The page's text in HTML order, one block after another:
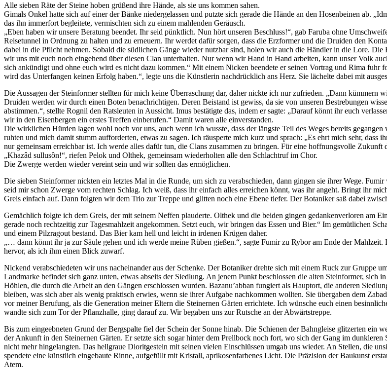
Alle sieben Räte der Steine hoben grüßend ihre Hände, als sie uns kommen sahen.
Gimals Onkel hatte sich auf einer der Bänke niedergelassen und putzte sich gerade die Hände an den Hosenbeinen ab.
das ihn immerfort begleitete, vermischten sich zu einem mahlenden Geräusch.
„Eben haben wir unsere Beratung beendet. Ihr seid pünktlich. Nun hört unseren Beschluss!“, gab Faruba ohne
Reisetunnel in Ordnung zu halten und zu erneuern. Ihr werdet dafür sorgen, dass die Erzformer und die Druiden den
dabei in die Pflicht nehmen. Sobald die südlichen Gänge wieder nutzbar sind, holen wir auch die Händler in die Lore.
wir uns mit euch noch eingehend über diesen Clan unterhalten. Nur wenn wir Hand in Hand arbeiten, kann unser Volk
sich ankündigt und ohne euch wird es nicht dazu kommen.“ Mit einem Nicken beendete er seinen Vortrag und Rima
wird das Unterfangen keinen Erfolg haben.“, legte uns die Künstlerin nachdrücklich ans Herz. Sie lächelte dabei mit
Die Aussagen der Steinformer stellten für mich keine Überraschung dar, daher nickte ich nur zufrieden. „Dann kümmern
Druiden werden wir durch einen Boten benachrichtigen. Deren Beistand ist gewiss, da sie von unseren Bestrebungen
abstimmen.“, stellte Rognil den Ratsleuten in Aussicht. Imus bestätigte das, indem er sagte: „Darauf könnt ihr euch
wir in den Eisenbergen ein erstes Treffen einberufen.“ Damit waren alle einverstanden.
Die wirklichen Hürden lagen wohl noch vor uns, auch wenn ich wusste, dass der längste Teil des Weges bereits
ruhten und mich damit stumm aufforderten, etwas zu sagen. Ich räusperte mich kurz und sprach: „Es ehrt mich sehr, dass
nur gemeinsam erreichbar ist. Ich werde alles dafür tun, die Clans zusammen zu bringen. Für eine hoffnungsvolle Zukunft
„Khazâd sullusôn!“, riefen Pelok und Olthek, gemeinsam wiederholten alle den Schlachtruf im Chor.
Die Zwerge werden wieder vereint sein und wir sollten das ermöglichen.
Die sieben Steinformer nickten ein letztes Mal in die Runde, um sich zu verabschieden, dann gingen sie ihrer Wege.
seid mir schon Zwerge vom rechten Schlag. Ich weiß, dass ihr einfach alles erreichen könnt, was ihr angeht. Bringt ihr
Greis einfach auf. Dann folgten wir dem Trio zur Treppe und glitten noch eine Ebene tiefer. Der Botaniker saß dabei
Gemächlich folgte ich dem Greis, der mit seinem Neffen plauderte. Olthek und die beiden gingen gedankenverloren am
gerade noch rechtzeitig zur Tagesmahlzeit angekommen. Setzt euch, wir bringen das Essen und Bier.“ Im gemütlichen
und einem Pilzragout bestand. Das Bier kam hell und leicht in irdenen Krügen daher.
„… dann könnt ihr ja zur Säule gehen und ich werde meine Rüben gießen.“, sagte Fumir zu Rybor am Ende der
hervor, als ich ihm einen Blick zuwarf.
Nickend verabschiedeten wir uns nacheinander aus der Schenke. Der Botaniker drehte sich mit einem Ruck zur Gruppe
Landmarke befindet sich ganz unten, etwas abseits der Siedlung. An jenem Punkt beschlossen die alten Steinformer,
Höhlen, die durch die Arbeit an den Gängen erschlossen wurden. Bazanu’abban fungiert als Hauptort, die anderen
bleiben, was sich aber als wenig praktisch erwies, wenn sie ihrer Aufgabe nachkommen wollten. Sie übergaben dem
vor meiner Berufung, als die Generation meiner Eltern die Steinernen Gärten errichtete. Ich wünsche euch einen
wandte sich zum Tor der Pflanzhalle, ging darauf zu. Wir begaben uns zur Rutsche an der Abwärtstreppe.
Bis zum eingeebneten Grund der Bergspalte fiel der Schein der Sonne hinab. Die Schienen der Bahngleise glitzerten ein
der Ankunft in den Steinernen Gärten. Er setzte sich sogar hinter dem Prellbock noch fort, wo sich der Gang im
nicht mehr hingelangten. Das hellgraue Dioritgestein mit seinen vielen Einschlüssen umgab uns wieder. An Stellen, die
spendete eine künstlich eingebaute Rinne, aufgefüllt mit Kristall, aprikosenfarbenes Licht. Die Präzision der Baukunst
Atem.